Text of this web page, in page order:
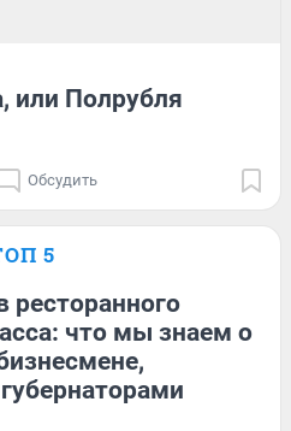
или Полрубля
Обсудить
5
ресторанного
что мы знаем о